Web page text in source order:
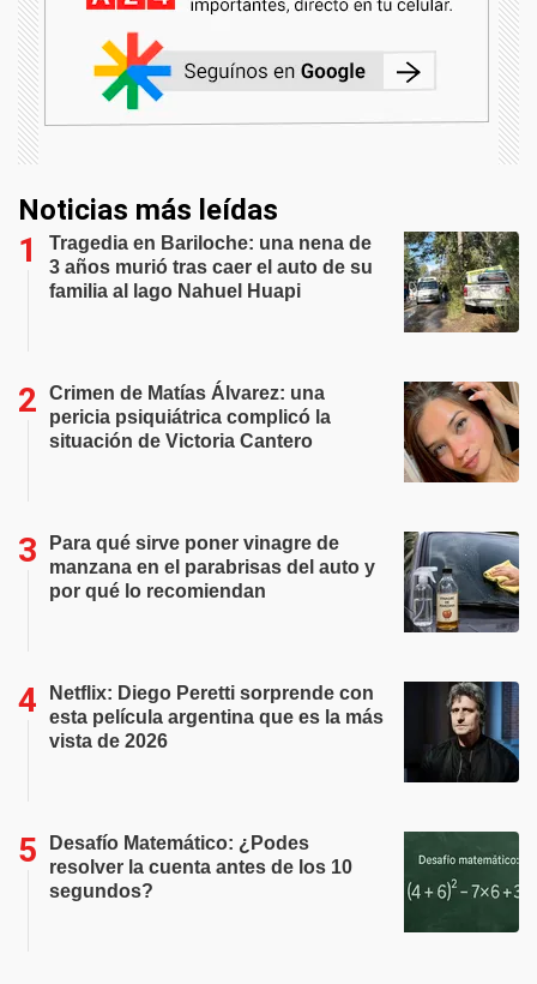
Noticias más leídas
Tragedia en Bariloche: una nena de
3 años murió tras caer el auto de su
familia al lago Nahuel Huapi
Crimen de Matías Álvarez: una
pericia psiquiátrica complicó la
situación de Victoria Cantero
Para qué sirve poner vinagre de
manzana en el parabrisas del auto y
por qué lo recomiendan
Netflix: Diego Peretti sorprende con
esta película argentina que es la más
vista de 2026
Desafío Matemático: ¿Podes
resolver la cuenta antes de los 10
segundos?